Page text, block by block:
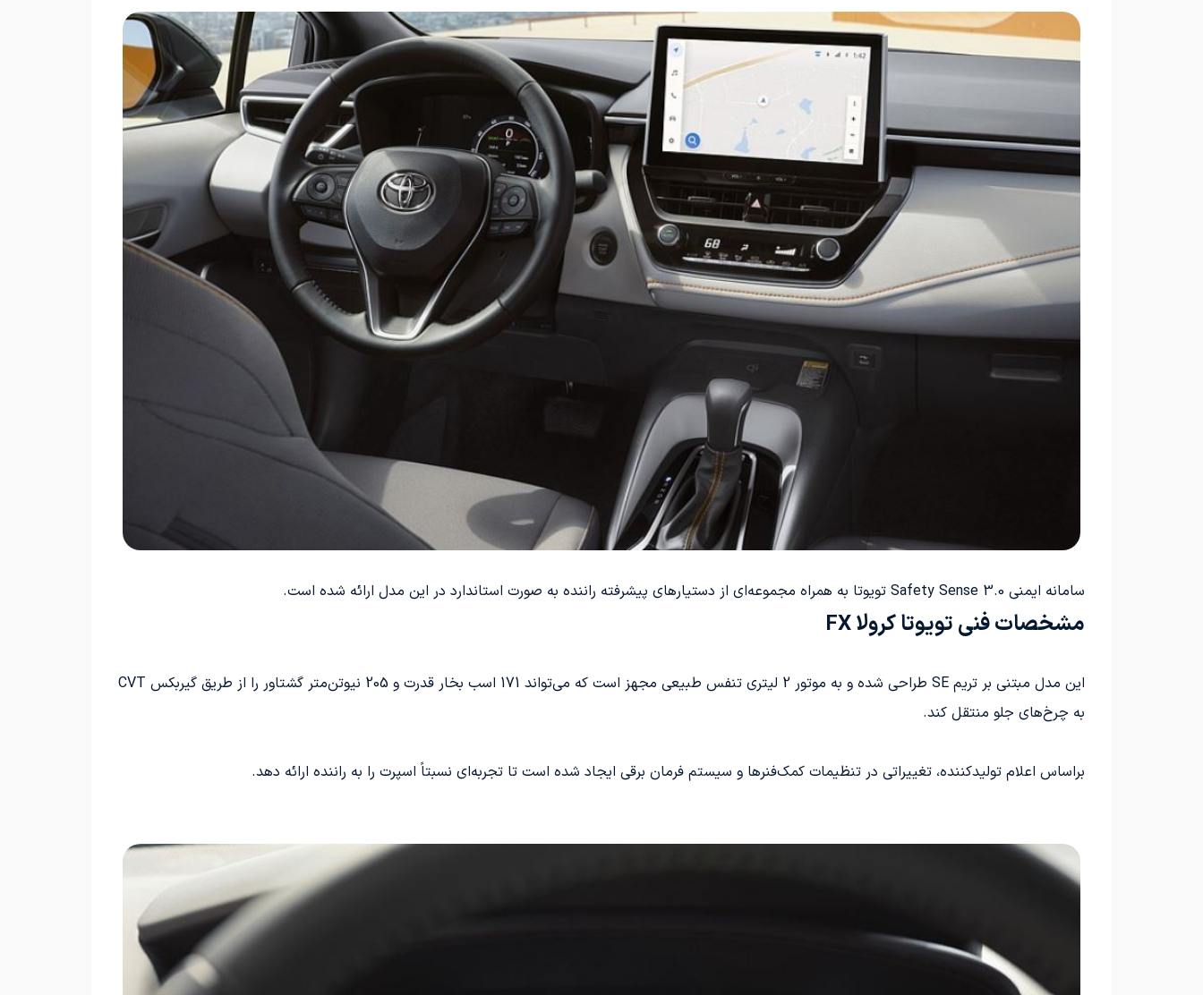
سامانه ایمنی Safety Sense 3.0 تویوتا به همراه مجموعه‌ای از دستیارهای پیشرفته راننده به صورت استاندارد در این مدل ارائه شده است.
مشخصات فنی تویوتا کرولا FX
این مدل مبتنی بر تریم SE طراحی شده و به موتور 2 لیتری تنفس طبیعی مجهز است که می‌تواند 171 اسب بخار قدرت و 205 نیوتن‌متر گشتاور را از طریق گیربکس CVT
به چرخ‌های جلو منتقل کند.
براساس اعلام تولیدکننده، تغییراتی در تنظیمات کمک‌فنرها و سیستم فرمان برقی ایجاد شده است تا تجربه‌ای نسبتاً اسپرت را به راننده ارائه دهد.